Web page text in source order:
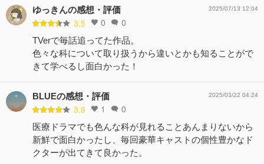
ゆっきんの感想・評価
3.5 0 0
2025/07/13 12:04
TVerで毎話追ってた作品。
色々な科について取り扱うから違いとかも知ることがで
きて学べるし面白かった！
BLUEの感想・評価
3.9 1 0
2025/03/22 04:24
医療ドラマでも色んな科が見れることあんまりないから
新鮮で面白かったし、毎回豪華キャストの個性豊かなド
クターが出てきて良かった。